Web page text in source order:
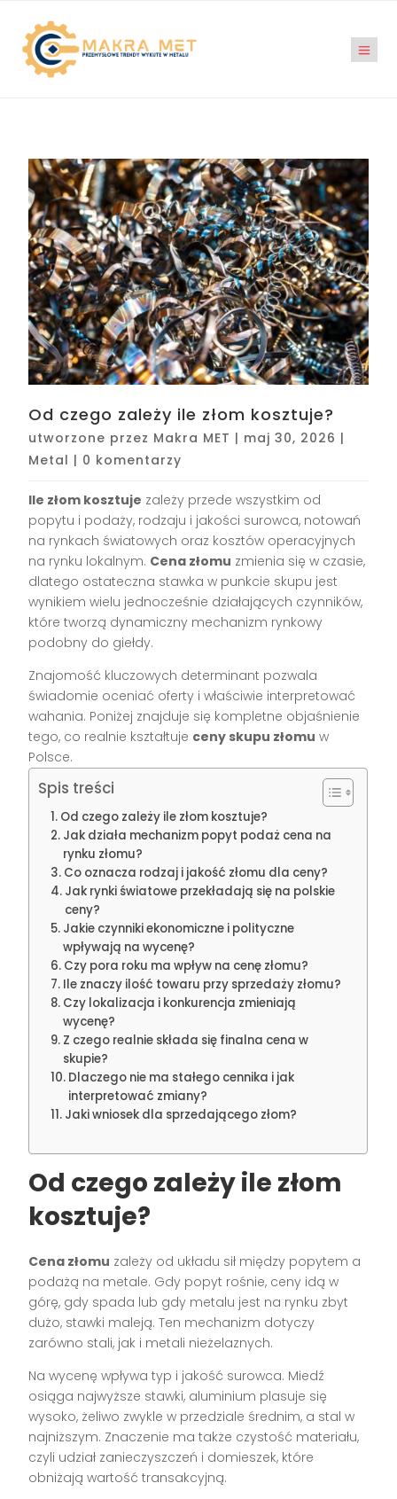
Od czego zależy ile złom kosztuje?
utworzone przez Makra MET | maj 30, 2026 |
Metal | 0 komentarzy
Ile złom kosztuje zależy przede wszystkim od
popytu i podaży, rodzaju i jakości surowca, notowań
na rynkach światowych oraz kosztów operacyjnych
na rynku lokalnym. Cena złomu zmienia się w czasie,
dlatego ostateczna stawka w punkcie skupu jest
wynikiem wielu jednocześnie działających czynników,
które tworzą dynamiczny mechanizm rynkowy
podobny do giełdy.
Znajomość kluczowych determinant pozwala
świadomie oceniać oferty i właściwie interpretować
wahania. Poniżej znajduje się kompletne objaśnienie
tego, co realnie kształtuje ceny skupu złomu w
Polsce.
Spis treści
Od czego zależy ile złom kosztuje?
Jak działa mechanizm popyt podaż cena na
rynku złomu?
Co oznacza rodzaj i jakość złomu dla ceny?
Jak rynki światowe przekładają się na polskie
ceny?
Jakie czynniki ekonomiczne i polityczne
wpływają na wycenę?
Czy pora roku ma wpływ na cenę złomu?
Ile znaczy ilość towaru przy sprzedaży złomu?
Czy lokalizacja i konkurencja zmieniają
wycenę?
Z czego realnie składa się finalna cena w
skupie?
Dlaczego nie ma stałego cennika i jak
interpretować zmiany?
Jaki wniosek dla sprzedającego złom?
Od czego zależy ile złom
kosztuje?
Cena złomu zależy od układu sił między popytem a
podażą na metale. Gdy popyt rośnie, ceny idą w
górę, gdy spada lub gdy metalu jest na rynku zbyt
dużo, stawki maleją. Ten mechanizm dotyczy
zarówno stali, jak i metali nieżelaznych.
Na wycenę wpływa typ i jakość surowca. Miedź
osiąga najwyższe stawki, aluminium plasuje się
wysoko, żeliwo zwykle w przedziale średnim, a stal w
najniższym. Znaczenie ma także czystość materiału,
czyli udział zanieczyszczeń i domieszek, które
obniżają wartość transakcyjną.